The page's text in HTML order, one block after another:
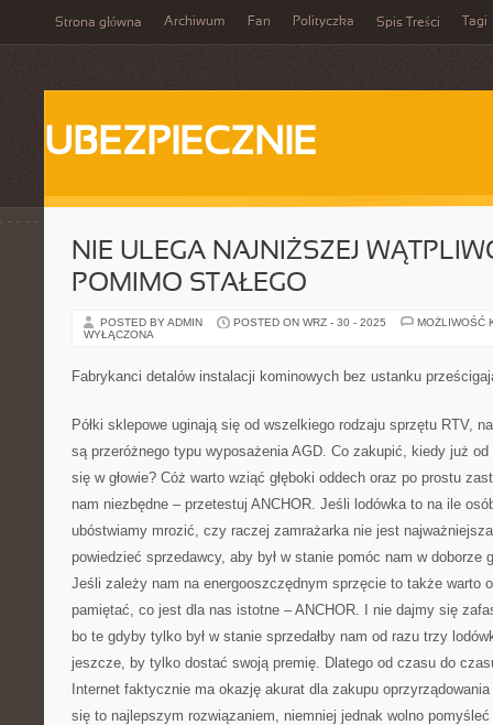
Strona główna Archiwum Fan Polityczka Spis Treści Tagi
UBEZPIECZNIE
NIE ULEGA NAJNIŻSZEJ
POMIMO STAŁEGO
POSTED BY ADMIN POSTED ON WRZ - 30 - 2025
MOŻLIWOŚĆ
WYŁĄCZONA
Fabrykanci detalów instalacji kominowych bez ustanku
Półki sklepowe uginają się od wszelkiego rodzaju sprzętu RTV,
są przeróżnego typu wyposażenia AGD. Co zakupić, kiedy już
się w głowie? Cóż warto wziąć głęboki oddech oraz po prostu
nam niezbędne – przetestuj ANCHOR. Jeśli lodówka to na ile
ubóstwiamy mrozić, czy raczej zamrażarka nie jest
powiedzieć sprzedawcy, aby był w stanie pomóc nam w doborze
Jeśli zależy nam na energooszczędnym sprzęcie to także warto
pamiętać, co jest dla nas istotne – ANCHOR. I nie dajmy się
bo te gdyby tylko był w stanie sprzedałby nam od razu trzy
jeszcze, by tylko dostać swoją premię. Dlatego od czasu do
Internet faktycznie ma okazję akurat dla zakupu
się to najlepszym rozwiązaniem, niemniej jednak wolno